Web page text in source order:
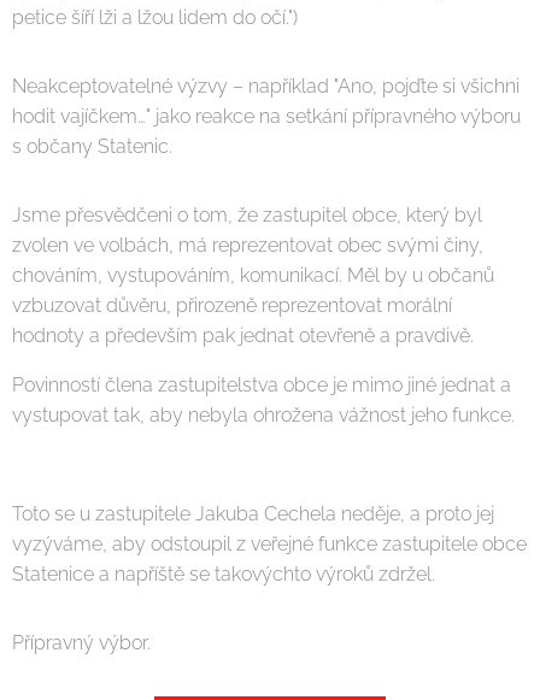
petice šíří lži a lžou lidem do očí.")
Neakceptovatelné výzvy – například "Ano, pojďte si všichni
hodit vajíčkem…" jako reakce na setkání přípravného výboru
s občany Statenic.
Jsme přesvědčeni o tom, že zastupitel obce, který byl
zvolen ve volbách, má reprezentovat obec svými činy,
chováním, vystupováním, komunikací. Měl by u občanů
vzbuzovat důvěru, přirozeně reprezentovat morální
hodnoty a především pak jednat otevřeně a pravdivě.
Povinností člena zastupitelstva obce je mimo jiné jednat a
vystupovat tak, aby nebyla ohrožena vážnost jeho funkce.
Toto se u zastupitele Jakuba Cechela neděje, a proto jej
vyzýváme, aby odstoupil z veřejné funkce zastupitele obce
Statenice a napříště se takovýchto výroků zdržel.
Přípravný výbor.